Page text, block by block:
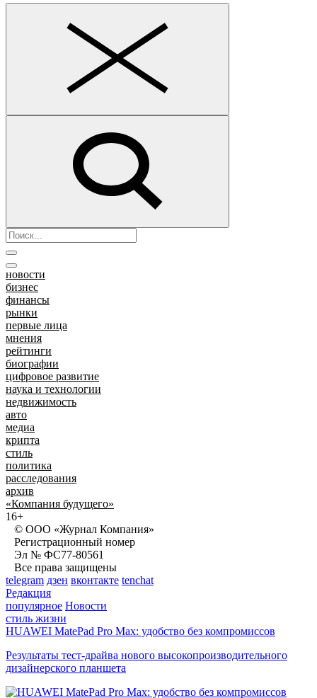
новости
бизнес
финансы
рынки
первые лица
мнения
рейтинги
биографии
цифровое развитие
наука и технологии
недвижимость
авто
медиа
крипта
стиль
политика
расследования
архив
«Компания будущего»
16+
© ООО «Журнал Компания»
Регистрационный номер
Эл № ФС77-80561
Все права защищены
telegram дзен вконтакте tenchat
Редакция
популярное Новости
стиль жизни
HUAWEI MatePad Pro Max: удобство без компромиссов
Результаты тест-драйва нового высокопроизводительного
дизайнерского планшета